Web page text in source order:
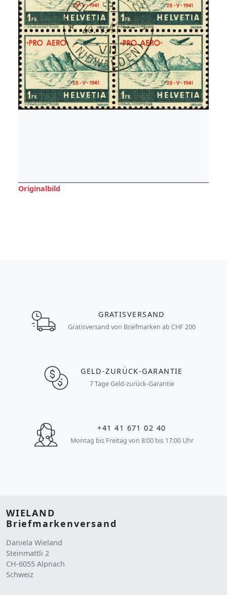
Originalbild
GRATISVERSAND
Gratisversand von Briefmarken ab CHF 200
GELD-ZURÜCK-GARANTIE
7 Tage Geld-zurück-Garantie
+41 41 671 02 40
Montag bis Freitag von 8:00 bis 17:00 Uhr
WIELAND
Briefmarkenversand
Daniela Wieland
Steinmattli 2
CH-6055 Alpnach
Schweiz